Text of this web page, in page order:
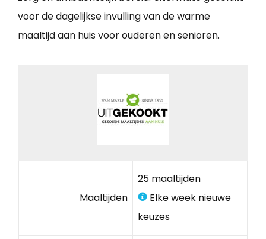
voor de dagelijkse invulling van de warme
maaltijd aan huis voor ouderen en senioren.
Maaltijden
25 maaltijden
Elke week nieuwe
keuzes